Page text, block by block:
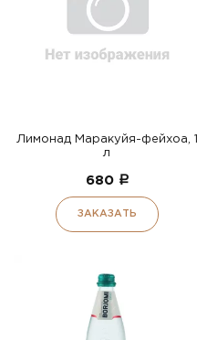
Лимонад Маракуйя-фейхоа, 1
л
680 a
ЗАКАЗАТЬ